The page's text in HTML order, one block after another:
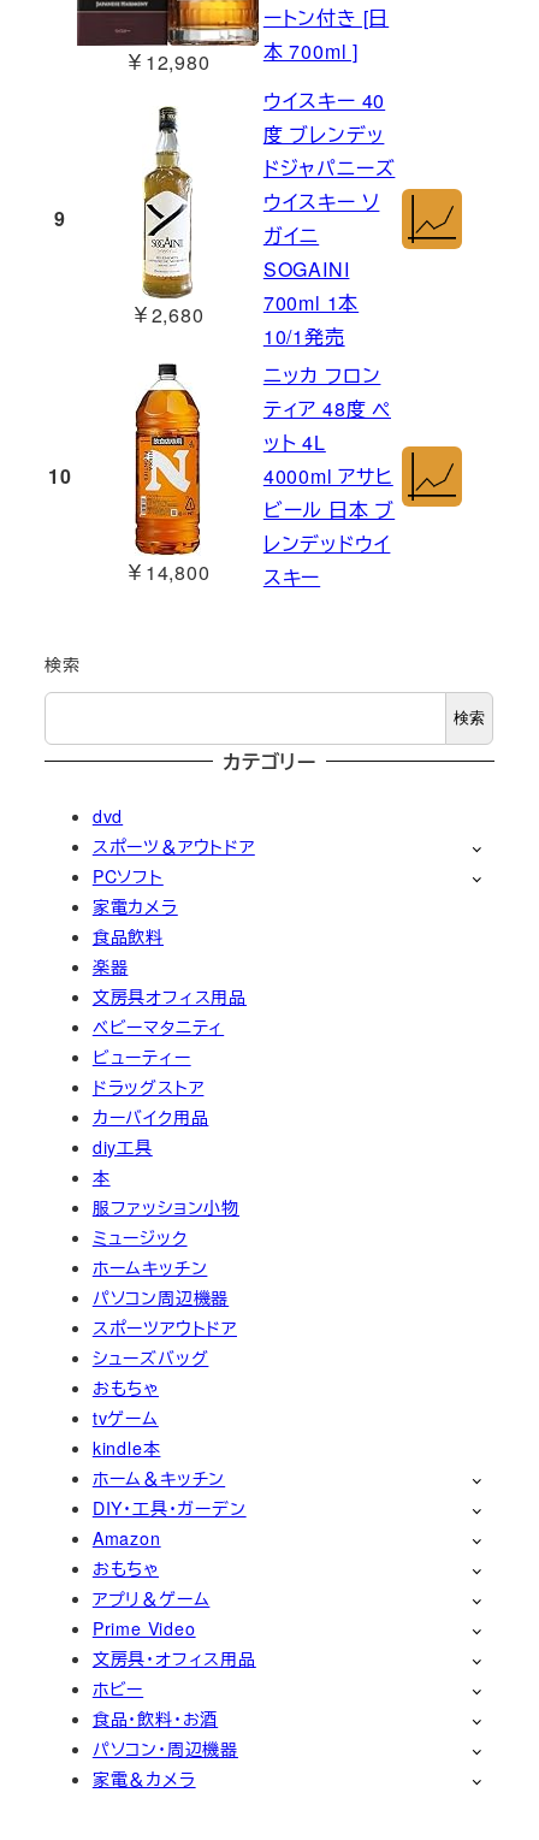
￥12,980
ートン付き [日
本 700ml ]
9
￥2,680
ウイスキー 40
度 ブレンデッ
ドジャパニーズ
ウイスキー ソ
ガイニ
SOGAINI
700ml 1本
10/1発売
10
￥14,800
ニッカ フロン
ティア 48度 ペ
ット 4L
4000ml アサヒ
ビール 日本 ブ
レンデッドウイ
スキー
検索
検索
カテゴリー
dvd
スポーツ＆アウトドア
PCソフト
家電カメラ
食品飲料
楽器
文房具オフィス用品
ベビーマタニティ
ビューティー
ドラッグストア
カーバイク用品
diy工具
本
服ファッション小物
ミュージック
ホームキッチン
パソコン周辺機器
スポーツアウトドア
シューズバッグ
おもちゃ
tvゲーム
kindle本
ホーム＆キッチン
DIY・工具・ガーデン
Amazon
おもちゃ
アプリ＆ゲーム
Prime Video
文房具・オフィス用品
ホビー
食品・飲料・お酒
パソコン・周辺機器
家電＆カメラ